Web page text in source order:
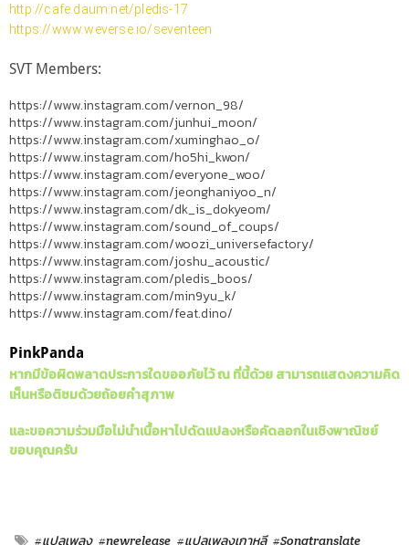
http://cafe.daum.net/pledis-17
https://www.weverse.io/seventeen
SVT Members:
https://www.instagram.com/vernon_98/
https://www.instagram.com/junhui_moon/
https://www.instagram.com/xuminghao_o/
https://www.instagram.com/ho5hi_kwon/
https://www.instagram.com/everyone_woo/
https://www.instagram.com/jeonghaniyoo_n/
https://www.instagram.com/dk_is_dokyeom/
https://www.instagram.com/sound_of_coups/
https://www.instagram.com/woozi_universefactory/
https://www.instagram.com/joshu_acoustic/
https://www.instagram.com/pledis_boos/
https://www.instagram.com/min9yu_k/
https://www.instagram.com/feat.dino/
PinkPanda
หากมีข้อผิดพลาดประการใดขออภัยไว้ ณ ที่นี้ด้วย สามารถแสดงความคิด
เห็นหรือติชมด้วยถ้อยคำสุภาพ
และขอความร่วมมือไม่นำเนื้อหาไปดัดแปลงหรือคัดลอกในเชิงพาณิชย์
ขอบคุณครับ
#แปลเพลง #newrelease #แปลเพลงเกาหลี #Songtranslate